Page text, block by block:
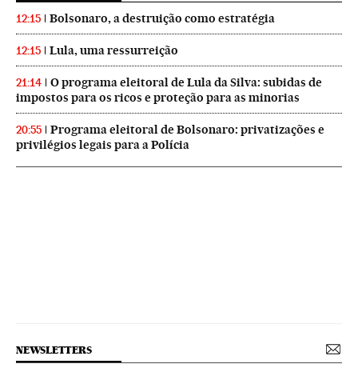
12:15 Bolsonaro, a destruição como estratégia
12:15 Lula, uma ressurreição
21:14
O programa eleitoral de Lula da Silva: subidas de
impostos para os ricos e proteção para as minorias
20:55
Programa eleitoral de Bolsonaro: privatizações e
privilégios legais para a Polícia
NEWSLETTERS